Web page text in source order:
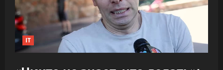
30%»
IT